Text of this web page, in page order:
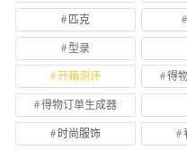
匹克
型录
开箱测评 得
得物订单生成器
时尚服饰